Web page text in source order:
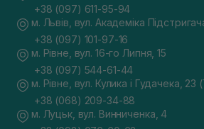
+38 (097) 611-95-94
м. Львів, вул. Академіка
+38 (097) 101-97-16
м. Рівне, вул. 16-го Липня, 15
+38 (097) 544-61-44
м. Рівне, вул. Кулика і Гудачека, 23
+38 (068) 209-34-88
м. Луцьк, вул. Винниченка, 4